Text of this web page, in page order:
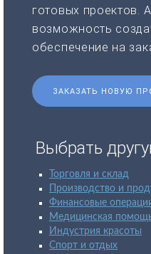
готовых проектов.
возможность
обеспечение на
ЗАКАЗАТЬ НОВУЮ
Выбрать
Торговля и склад
Производство и
Финансовые
Медицинская
Индустрия красоты
Спорт и отдых